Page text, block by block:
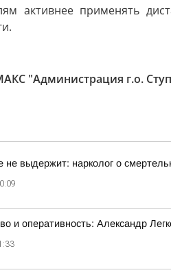
активнее применять
"Администрация г.о.
не выдержит: нарколог о
и оперативность: Александр